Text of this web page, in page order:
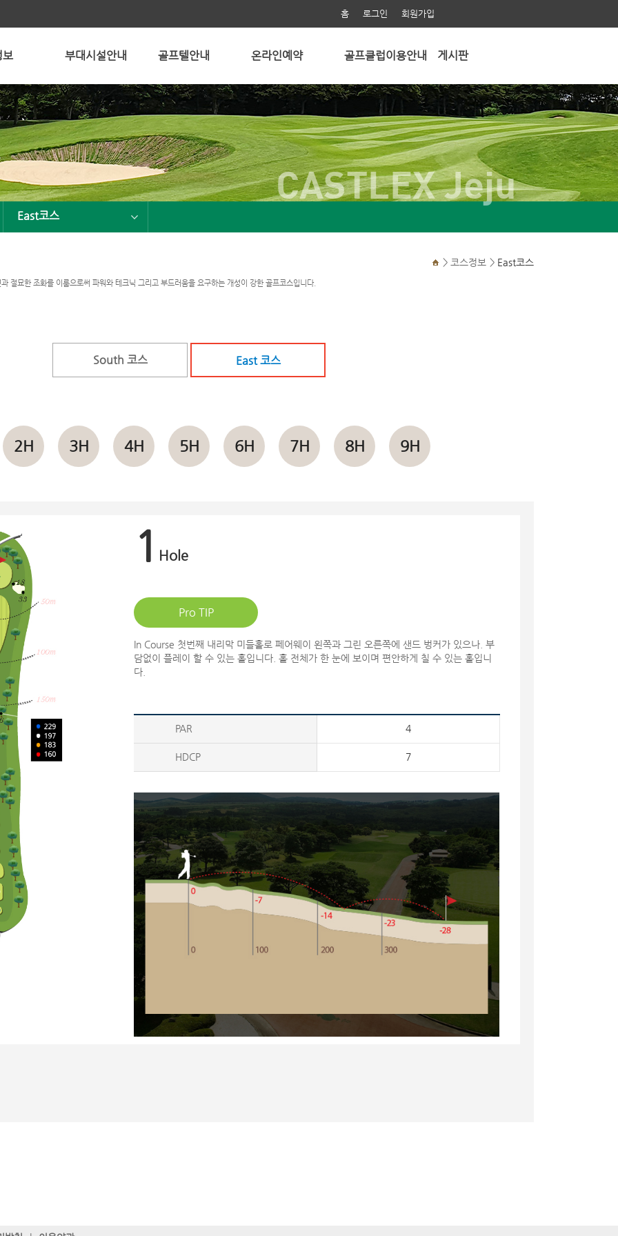
홈 로그인 회원가입
보 부대시설안내 골프텔안내 온라인예약 골프클럽이용안내 게시판
CASTLEX Jeju
East코스
절묘한 조화를 이룸으로써 파워와 테크닉 그리고 부드러움을 요구하는 개성이 강한 골프코스입니다.
> 코스정보 > East코스
South 코스 East 코스
2H 3H 4H 5H 6H 7H 8H 9H
1 Hole
Pro TIP
In Course 첫번째 내리막 미들홀로 페어웨이 왼쪽과 그린 오른쪽에 샌드 벙커가 있으나. 부
담없이 플레이 할 수 있는 홀입니다. 홀 전체가 한 눈에 보이며 편안하게 칠 수 있는 홀입니
다.
PAR 4
HDCP 7